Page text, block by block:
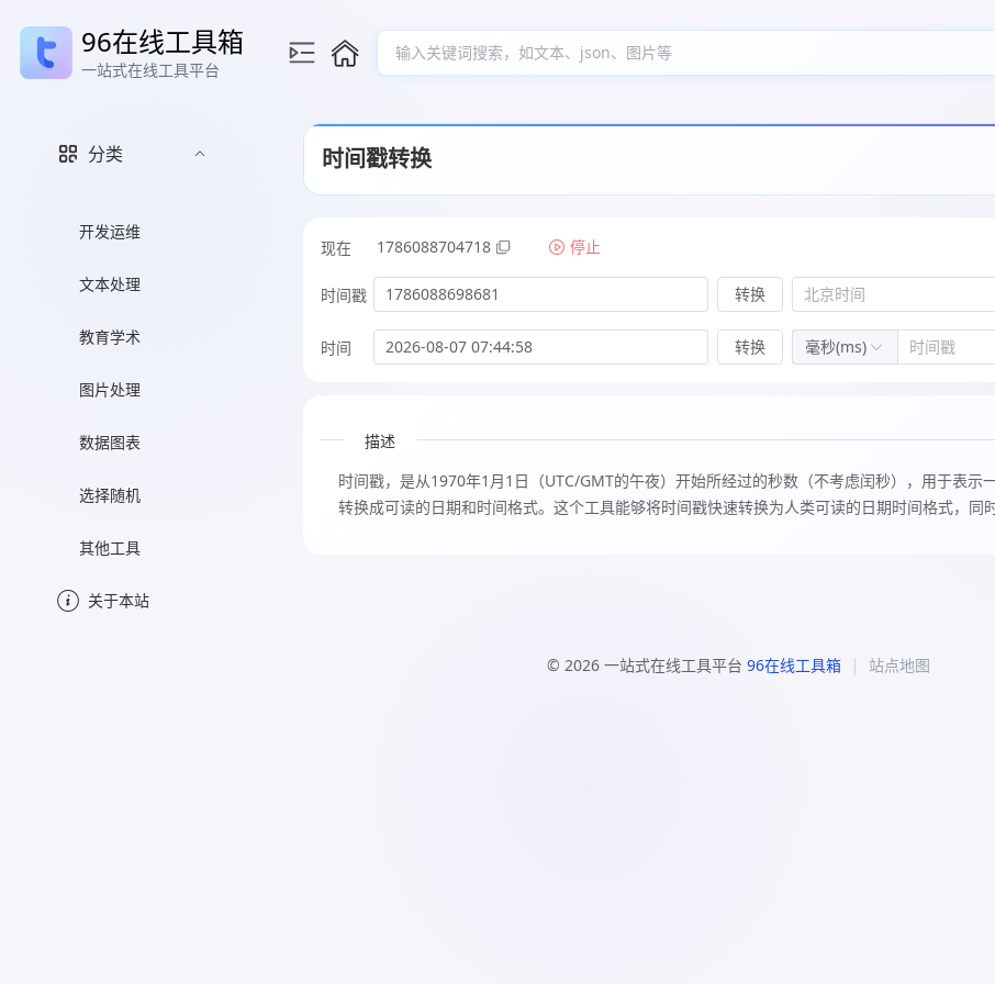
96在线工具箱
一站式在线工具平台
分类
开发运维
文本处理
教育学术
图片处理
数据图表
选择随机
其他工具
关于本站
输入关键词搜索，如文本、json、图片等
时间戳转换
现在 1786088705718 停止
时间戳 转换
时间 转换 毫秒(ms)
描述
时间戳，是从1970年1月1日（UTC/GMT的午夜）开始所经过的秒数（不考虑闰秒），用于表
转换成可读的日期和时间格式。这个工具能够将时间戳快速转换为人类可读的日期时间格式，同
© 2026 一站式在线工具平台 96在线工具箱 | 站点地图